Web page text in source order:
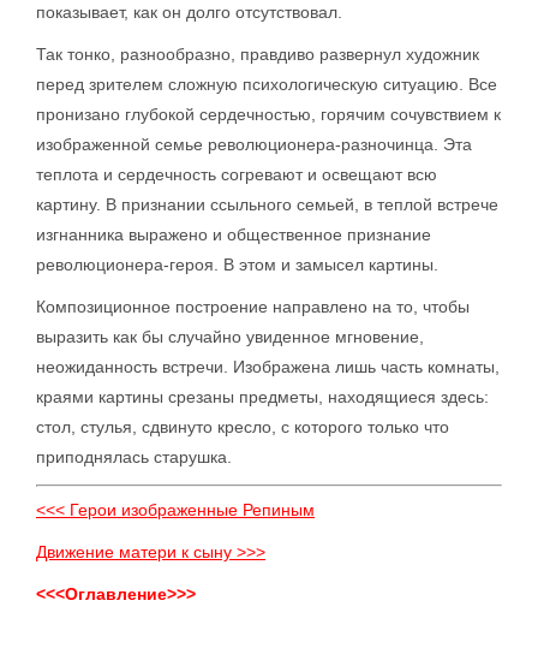
показывает, как он долго отсутствовал.
Так тонко, разнообразно, правдиво развернул художник
перед зрителем сложную психологическую ситуацию. Все
пронизано глубокой сердечностью, горячим сочувствием к
изображенной семье революционера-разночинца. Эта
теплота и сердечность согревают и освещают всю
картину. В признании ссыльного семьей, в теплой встрече
изгнанника выражено и общественное признание
революционера-героя. В этом и замысел картины.
Композиционное построение направлено на то, чтобы
выразить как бы случайно увиденное мгновение,
неожиданность встречи. Изображена лишь часть комнаты,
краями картины срезаны предметы, находящиеся здесь:
стол, стулья, сдвинуто кресло, с которого только что
приподнялась старушка.
<<< Герои изображенные Репиным
Движение матери к сыну >>>
<<<Оглавление>>>